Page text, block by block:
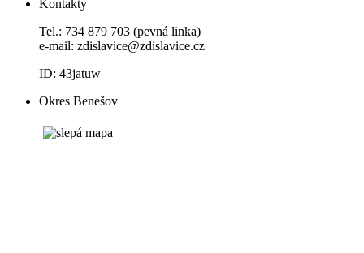
Kontakty
Tel.: 734 879 703 (pevná linka)
e-mail: zdislavice@zdislavice.cz
ID: 43jatuw
Okres Benešov